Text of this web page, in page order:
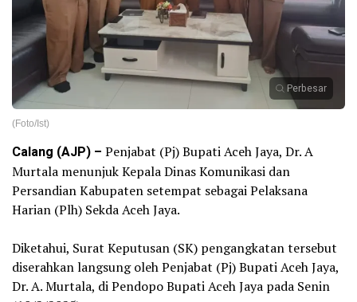
Perbesar
(Foto/Ist)
Calang (AJP) – Penjabat (Pj) Bupati Aceh Jaya, Dr. A
Murtala menunjuk Kepala Dinas Komunikasi dan
Persandian Kabupaten setempat sebagai Pelaksana
Harian (Plh) Sekda Aceh Jaya.
‎Diketahui, Surat Keputusan (SK) pengangkatan tersebut
diserahkan langsung oleh Penjabat (Pj) Bupati Aceh Jaya,
Dr. A. Murtala, di Pendopo Bupati Aceh Jaya pada Senin